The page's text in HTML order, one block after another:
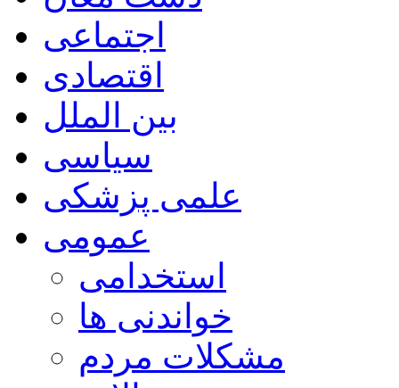
اجتماعی
اقتصادی
بین الملل
سیاسی
علمی پزشکی
عمومی
استخدامی
خواندنی ها
مشکلات مردم